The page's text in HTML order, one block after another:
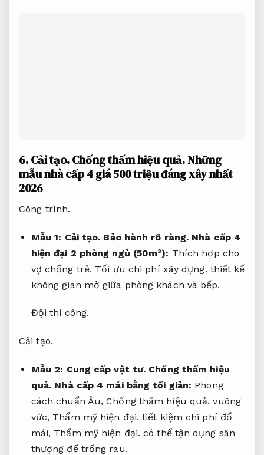
6.Cải tạo.Chống thấm hiệu quả.Những
mẫu nhà cấp 4 giá 500 triệu đáng xây nhất
2026
Công trình.
Mẫu 1: Cải tạo. Bảo hành rõ ràng. Nhà cấp 4
hiện đại 2 phòng ngủ (50m²): Thích hợp cho
vợ chồng trẻ, Tối ưu chi phí xây dựng. thiết kế
không gian mở giữa phòng khách và bếp.
Đội thi công.
Cải tạo.
Mẫu 2: Cung cấp vật tư. Chống thấm hiệu
quả. Nhà cấp 4 mái bằng tối giản: Phong
cách chuẩn Âu,Chống thấm hiệu quả. vuông
vức, Thẩm mỹ hiện đại. tiết kiệm chi phí đổ
mái, Thẩm mỹ hiện đại. có thể tận dụng sân
thượng để trồng rau.